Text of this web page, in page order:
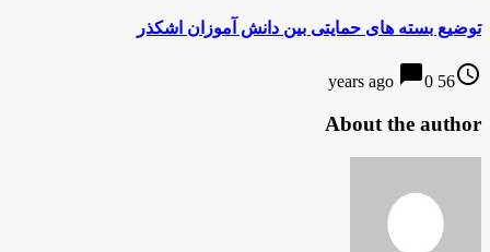
توضیع بسته های حمایتی بین دانش آموزان اشکذر
access_time
56 years ago
chat_bubble0
About the author